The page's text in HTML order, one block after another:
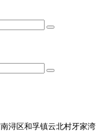
浔区和孚镇云北村牙家湾